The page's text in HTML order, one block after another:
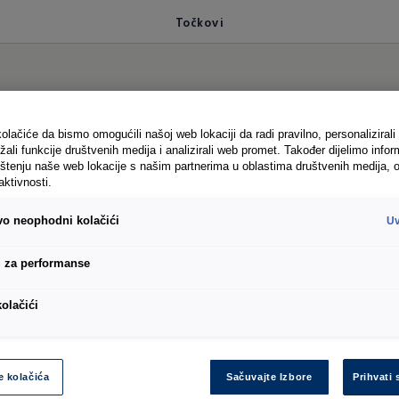
Točkovi
Buzz Cargo
Prije svega, izbor točkova igra važnu ulogu u
kombinacije, naglašavaju vrlo individualni karakter
izgled. Izaberite svoj favorit između 18-inčnih
od 19 i 20 inča.
izboru točkova za ID. Buzz Cargo može se
da bismo omogućili našoj web lokaciji da radi pravilno, personalizirali
funkcije društvenih medija i analizirali web promet. Također dijelimo
naše web lokacije s našim partnerima u oblastima društvenih medija,
neophodni kolačići
za performanse
kolačića Sačuvajte Izbore Prihvati